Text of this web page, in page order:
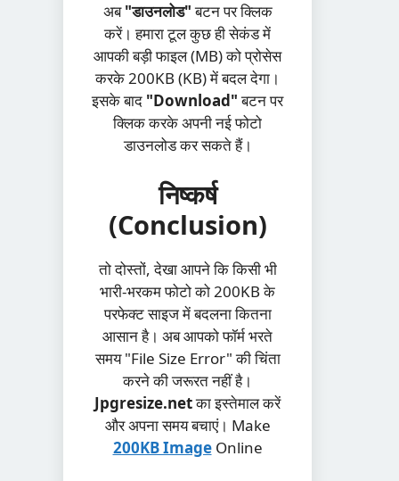
अब"डाउनलोड"बटन पर क्लिक
करें। हमारा टूल कुछ ही सेकंड में
आपकी बड़ी फाइल (MB) को प्रोसेस
करके 200KB (KB) में बदल देगा।
इसके बाद "Download"बटन पर
क्लिक करके अपनी नई फोटो
डाउनलोड कर सकते हैं।
निष्कर्ष
(Conclusion)
तो दोस्तों, देखा आपने कि किसी भी
भारी-भरकम फोटो को 200KB के
परफेक्ट साइज में बदलना कितना
आसान है। अब आपको फॉर्म भरते
समय "File Size Error" की चिंता
करने की जरूरत नहीं है।
Jpgresize.netका इस्तेमाल करें
और अपना समय बचाएं। Make
200KB ImageOnline